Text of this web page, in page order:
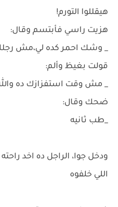
هيقللوا التورم!
هزيت راسي فأبتسم وقال:
_ وشك احمر كده لي،مش رجلك
قولت بغيظ وألم:
_ مش وقت استفزازك ده
ضحك وقال:
_طب ثانيه
ودخل جوا، الراجل ده اخد
اللي خلفوه